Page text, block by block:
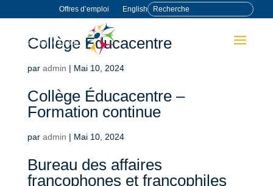
Offres d’emploi English
Collège Éducacentre
par admin | Mai 10, 2024
Collège Éducacentre –
Formation continue
par admin | Mai 10, 2024
Bureau des affaires
francophones et francophiles